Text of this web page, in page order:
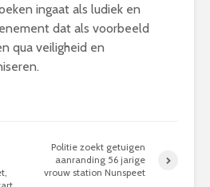
ingaat als ludiek en
dat als voorbeeld
qua veiligheid en
Politie zoekt getuigen
aanranding 56 jarige
vrouw station Nunspeet